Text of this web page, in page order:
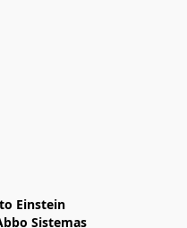
Einstein
Sistemas